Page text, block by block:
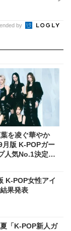
by
を凌ぐ華やか
月版 K-POPガー
人気No.1決定
1位
K-POP女性アイ
果発表
「K-POP新人ガ